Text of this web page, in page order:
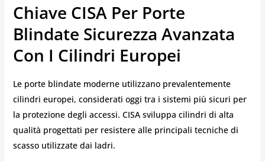
Chiave CISA Per Porte
Blindate Sicurezza Avanzata
Con I Cilindri Europei
Le porte blindate moderne utilizzano prevalentemente
cilindri europei, considerati oggi tra i sistemi più sicuri per
la protezione degli accessi. CISA sviluppa cilindri di alta
qualità progettati per resistere alle principali tecniche di
scasso utilizzate dai ladri.